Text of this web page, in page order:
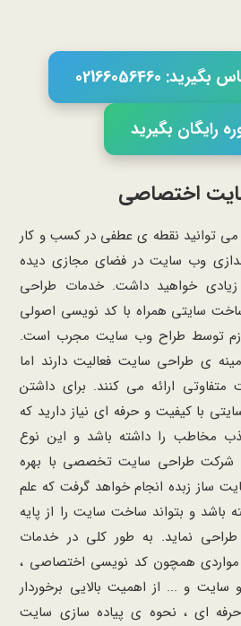
02166056460
رایگان بگیرید
اختصاصی
می توانید نقطه ی عطفی در کسب و کار
وب سایت در فضای مجازی دیده
خواهید داشت. خدمات طراحی
سایتی همراه با کد نویسی اصولی
توسط طراح وب سایت مجرب است.
ی طراحی سایت فعالیت دارند اما
ارائه می کنند. برای داشتن
با کیفیت و حرفه ای نیاز دارید که
مخاطب را داشته باشد و این نوع
شرکت طراحی سایت تخصصی با بهره
ساز زبده انجام خواهد گرفت که علم
باشد و بتواند ساخت سایت را از پایه
طراحی نماید. به طور کلی در خدمات
همچون کد نویسی اختصاصی ،
و ... از اهمیت بالایی برخوردار
ای ، نحوه ی پیاده سازی سایت